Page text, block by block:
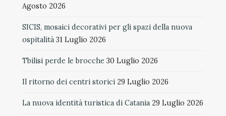
Agosto 2026
SICIS, mosaici decorativi per gli spazi della nuova
ospitalità 31 Luglio 2026
Tbilisi perde le brocche 30 Luglio 2026
Il ritorno dei centri storici 29 Luglio 2026
La nuova identità turistica di Catania 29 Luglio 2026